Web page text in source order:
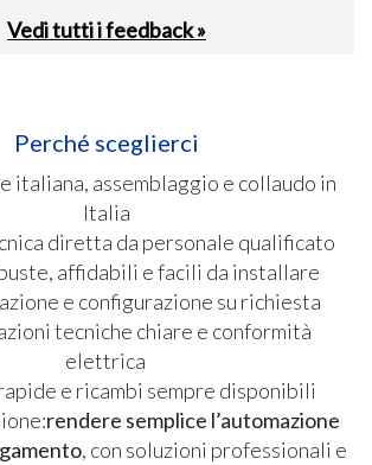
Vedi tutti i feedback »
Perché sceglierci
italiana, assemblaggio e collaudo in
Italia
diretta da personale qualificato
affidabili e facili da installare
e configurazione su richiesta
tecniche chiare e conformità
elettrica
e ricambi sempre disponibili
rendere semplice l’automazione
, con soluzioni professionali e